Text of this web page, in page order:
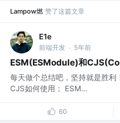
Lampow燃 赞了这篇文章
E1e
前端开发 · 5年前
ESM(ESModule)和
每天做个总结吧，坚持就是胜
CJS如何使用； ESM...
60